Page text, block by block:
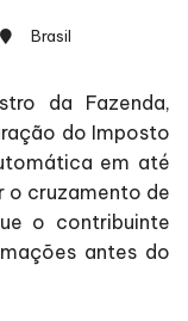
Brasil
da Fazenda,
do Imposto
em até
o cruzamento de
o contribuinte
antes do